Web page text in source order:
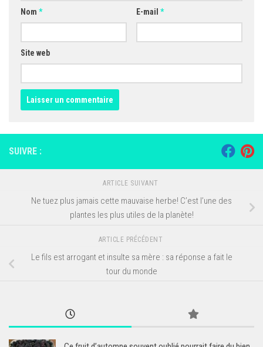
Nom * E-mail *
Site web
SUIVRE :
ARTICLE SUIVANT
Ne tuez plus jamais cette mauvaise herbe! C’est l’une des
plantes les plus utiles de la planète!
ARTICLE PRÉCÉDENT
Le fils est arrogant et insulte sa mère : sa réponse a fait le
tour du monde